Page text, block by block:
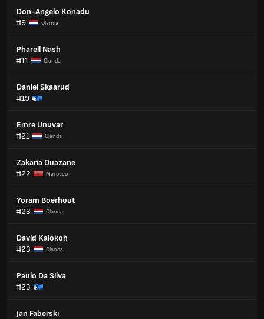
Don-Angelo Konadu
#9
Olanda
Pharell Nash
#11
Olanda
Daniel Skaarud
#19
Emre Unuvar
#21
Olanda
Zakaria Ouazane
#22
Marocco
Yoram Boerhout
#23
Olanda
David Kalokoh
#23
Olanda
Paulo Da Silva
#23
Jan Faberski